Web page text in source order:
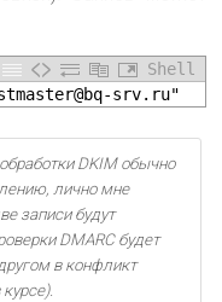
Shell
srv.ru"
DKIM обычно
лично мне
записи будут
DMARC будет
в конфликт
.